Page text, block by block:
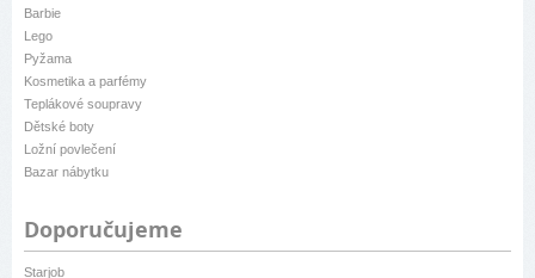
Barbie
Lego
Pyžama
Kosmetika a parfémy
Teplákové soupravy
Dětské boty
Ložní povlečení
Bazar nábytku
Doporučujeme
Starjob